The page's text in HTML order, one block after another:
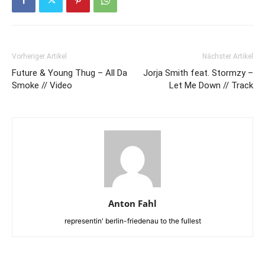
Vorheriger Artikel
Future & Young Thug – All Da
Smoke // Video
Nächster Artikel
Jorja Smith feat. Stormzy –
Let Me Down // Track
Anton Fahl
representin' berlin-friedenau to the fullest